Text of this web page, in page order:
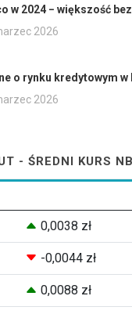
w 2024 − większość
2026
o rynku kredytowym w
2026
- ŚREDNI KURS
0,0038 zł
-0,0044 zł
0,0088 zł